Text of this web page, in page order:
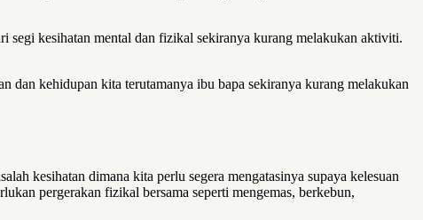
kesihatan mental dan fizikal sekiranya kurang melakukan aktiviti.
dan kehidupan kita terutamanya ibu bapa sekiranya kurang melakukan
kesihatan dimana kita perlu segera mengatasinya supaya kelesuan
pergerakan fizikal bersama seperti mengemas, berkebun,